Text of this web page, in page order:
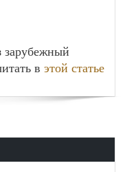
зарубежный
в этой статье